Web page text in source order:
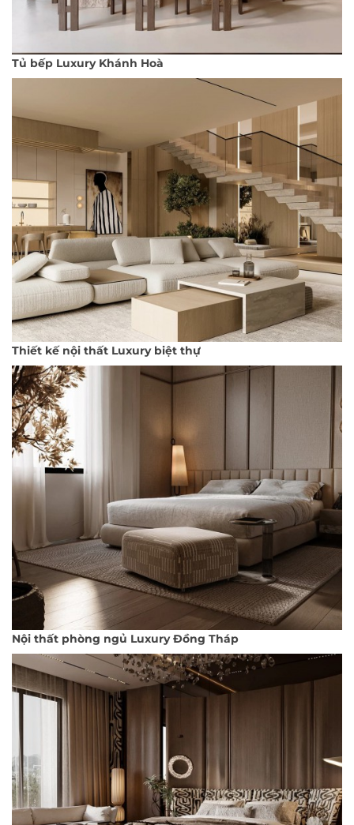
Tủ bếp Luxury Khánh Hoà
Thiết kế nội thất Luxury biệt thự
Nội thất phòng ngủ Luxury Đồng Tháp